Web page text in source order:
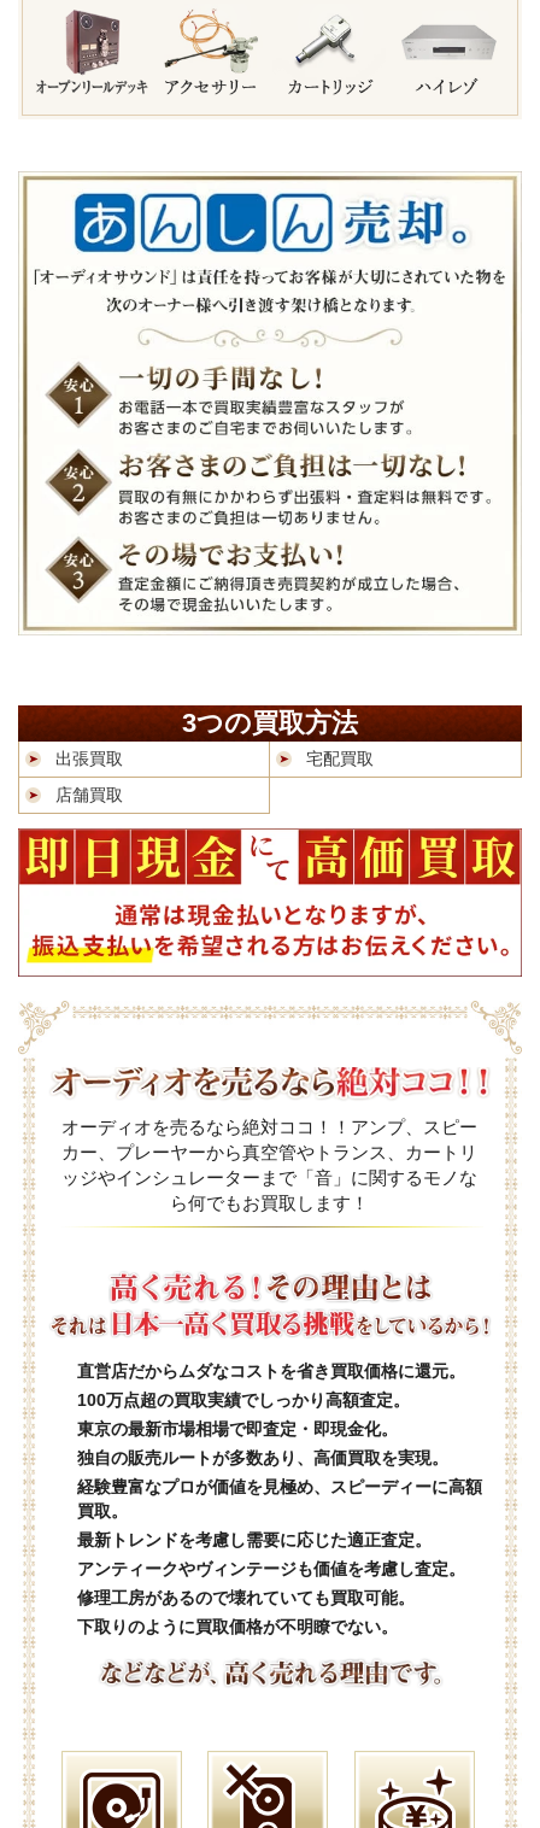
3つの買取方法
出張買取
宅配買取
店舗買取
オーディオを売るなら絶対ココ！！アンプ、スピー
カー、プレーヤーから真空管やトランス、カートリ
ッジやインシュレーターまで「音」に関するモノな
ら何でもお買取します！
直営店だからムダなコストを省き買取価格に還元。
100万点超の買取実績でしっかり高額査定。
東京の最新市場相場で即査定・即現金化。
独自の販売ルートが多数あり、高価買取を実現。
経験豊富なプロが価値を見極め、スピーディーに高額
買取。
最新トレンドを考慮し需要に応じた適正査定。
アンティークやヴィンテージも価値を考慮し査定。
修理工房があるので壊れていても買取可能。
下取りのように買取価格が不明瞭でない。